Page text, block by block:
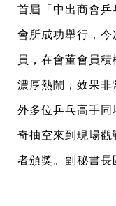
首屆「中出商會
會所成功舉行，
員，在會董會員
濃厚熱鬧，效果
外多位乒乓高手
奇抽空來到現場
者頒獎。副秘書長